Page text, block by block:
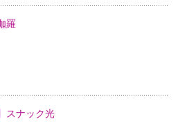
羅
スナック光